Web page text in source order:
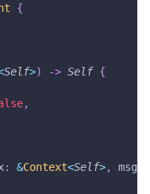
{
Self>) -> Self {
,
: &Context<Self>, msg